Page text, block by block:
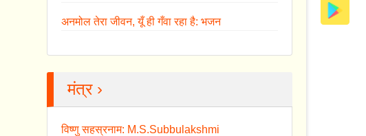
अनमोल तेरा जीवन, यूँ ही गँवा रहा है: भजन
मंत्र ›
विष्णु सहस्रनाम: M.S.Subbulakshmi